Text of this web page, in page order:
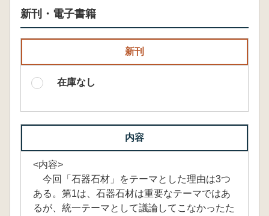
新刊・電子書籍
新刊
在庫なし
内容
<内容>
今回「石器石材」をテーマとした理由は3つ
ある。第1は、石器石材は重要なテーマではあ
るが、統一テーマとして議論してこなかったた